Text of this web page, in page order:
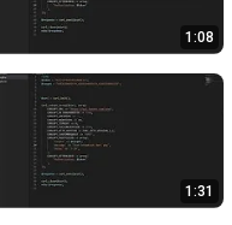
1:08
1:31